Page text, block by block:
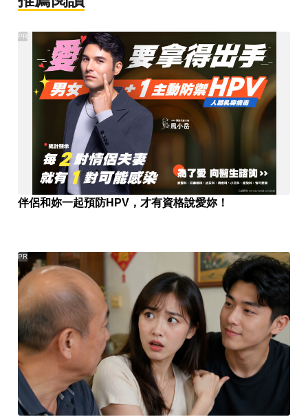
伴侶和妳一起預防HPV，才有資格說愛妳！
PR
PR